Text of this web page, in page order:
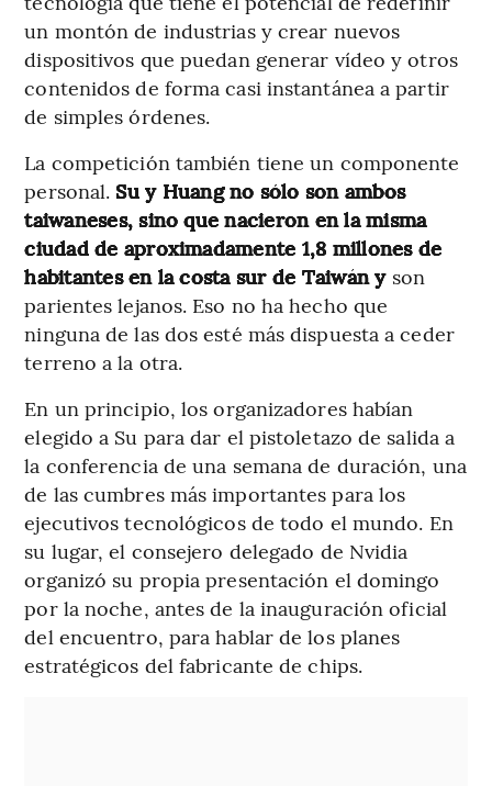
un montón de industrias y crear nuevos
dispositivos que puedan generar vídeo y otros
contenidos de forma casi instantánea a partir
de simples órdenes.
La competición también tiene un componente
personal. Su y Huang no sólo son ambos
taiwaneses, sino que nacieron en la misma
ciudad de aproximadamente 1,8 millones de
habitantes en la costa sur de Taiwán yson
parientes lejanos. Eso no ha hecho que
ninguna de las dos esté más dispuesta a ceder
terreno a la otra.
En un principio, los organizadores habían
elegido a Su para dar el pistoletazo de salida a
la conferencia de una semana de duración, una
de las cumbres más importantes para los
ejecutivos tecnológicos de todo el mundo. En
su lugar, el consejero delegado de Nvidia
organizó su propia presentación el domingo
por la noche, antes de la inauguración oficial
del encuentro, para hablar de los planes
estratégicos del fabricante de chips.